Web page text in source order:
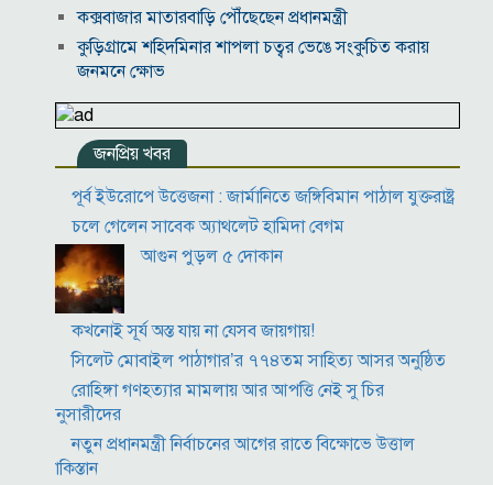
কক্সবাজার মাতারবাড়ি পৌঁছেছেন প্রধানমন্ত্রী
কুড়িগ্রামে শহিদমিনার শাপলা চত্বর ভেঙে সংকুচিত করায়
জনমনে ক্ষোভ
সবার সম্মিলিত প্রচেষ্টায় সুন্দর বাংলাদেশ গড়তে চাই:
প্রধানমন্ত্রী
জুলাই সনদ অক্ষরে অক্ষরে পালন নিয়ে যে প্রশ্ন মঞ্জুর
মক্কা প্রতিরক্ষা চুক্তি: মধ্যপ্রাচ্যে কি মার্কিন আধিপত্যের বিদায়
ঘণ্টা বাজল?
‎লালমনিরহাট জেলা দলিল লেখক সমিতির নির্বাচনে সভাপতি
সিরাজুল ও সম্পাদক হামিদুর নির্বাচিত
মারা গেলো লিওনেল মেসির বাবা
জনপ্রিয় খবর
পূর্ব ইউরোপে উত্তেজনা : জার্মানিতে জঙ্গিবিমান পাঠাল যুক্তরাষ্ট্র
চলে গেলেন সাবেক অ্যাথলেট হামিদা বেগম
আগুন পুড়ল ৫ দোকান
কখনোই সূর্য অস্ত যায় না যেসব জায়গায়!
সিলেট মোবাইল পাঠাগার’র ৭৭৪তম সাহিত্য আসর অনুষ্ঠিত
রোহিঙ্গা গণহত্যার মামলায় আর আপত্তি নেই সু চির
অনুসারীদের
নতুন প্রধানমন্ত্রী নির্বাচনের আগের রাতে বিক্ষোভে উত্তাল
পাকিস্তান